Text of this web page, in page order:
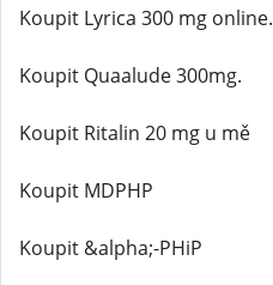
Koupit Lyrica 300 mg online.
Koupit Quaalude 300mg.
Koupit Ritalin 20 mg u mě
Koupit MDPHP
Koupit &alpha;-PHiP